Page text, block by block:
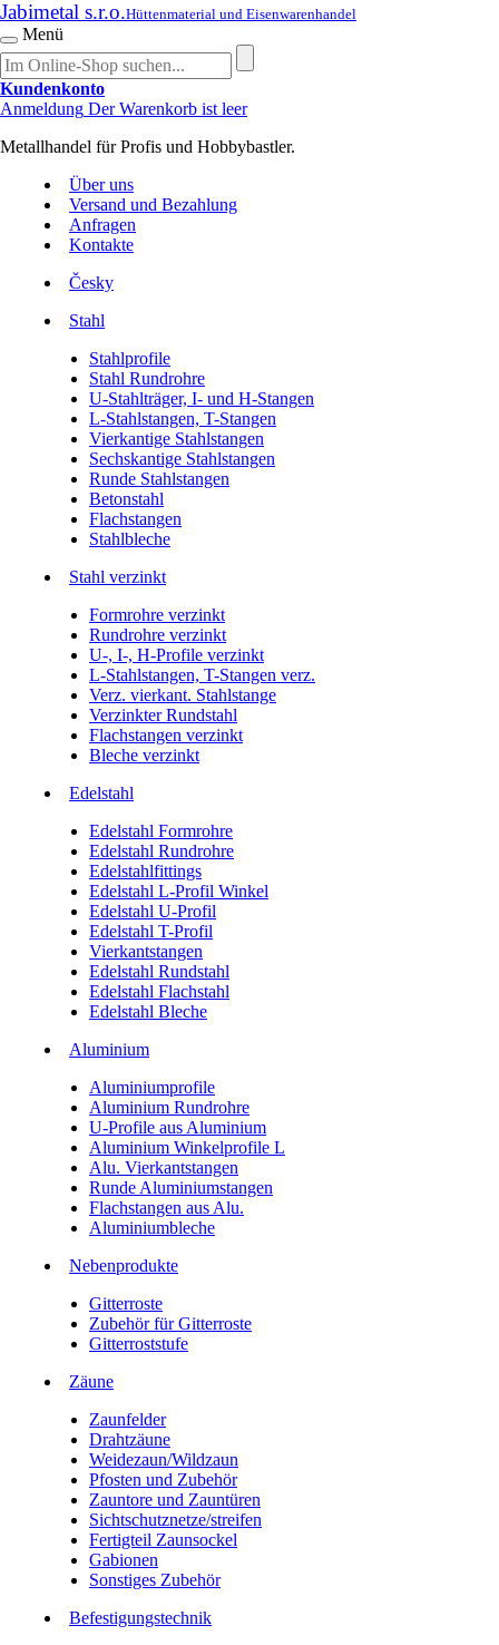
Jabimetal s.r.o.Hüttenmaterial und Eisenwarenhandel
Menü
Kundenkonto
Anmeldung Der Warenkorb ist leer
Metallhandel für Profis und Hobbybastler.
Über uns
Versand und Bezahlung
Anfragen
Kontakte
Česky
Stahl
Stahlprofile
Stahl Rundrohre
U-Stahlträger, I- und H-Stangen
L-Stahlstangen, T-Stangen
Vierkantige Stahlstangen
Sechskantige Stahlstangen
Runde Stahlstangen
Betonstahl
Flachstangen
Stahlbleche
Stahl verzinkt
Formrohre verzinkt
Rundrohre verzinkt
U-, I-, H-Profile verzinkt
L-Stahlstangen, T-Stangen verz.
Verz. vierkant. Stahlstange
Verzinkter Rundstahl
Flachstangen verzinkt
Bleche verzinkt
Edelstahl
Edelstahl Formrohre
Edelstahl Rundrohre
Edelstahlfittings
Edelstahl L-Profil Winkel
Edelstahl U-Profil
Edelstahl T-Profil
Vierkantstangen
Edelstahl Rundstahl
Edelstahl Flachstahl
Edelstahl Bleche
Aluminium
Aluminiumprofile
Aluminium Rundrohre
U-Profile aus Aluminium
Aluminium Winkelprofile L
Alu. Vierkantstangen
Runde Aluminiumstangen
Flachstangen aus Alu.
Aluminiumbleche
Nebenprodukte
Gitterroste
Zubehör für Gitterroste
Gitterroststufe
Zäune
Zaunfelder
Drahtzäune
Weidezaun/Wildzaun
Pfosten und Zubehör
Zauntore und Zauntüren
Sichtschutznetze/streifen
Fertigteil Zaunsockel
Gabionen
Sonstiges Zubehör
Befesti­gungstechnik